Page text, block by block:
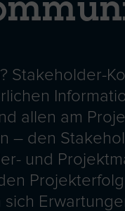
Stakeholder-
allen am
– den
und